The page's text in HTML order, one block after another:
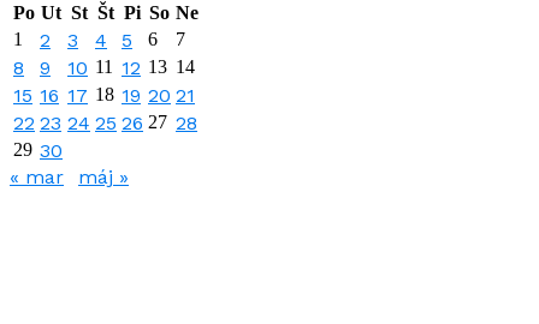
Po Ut St Št Pi So Ne
1
2 3 4 5 6 7
8 9 10 11 12 13 14
15 16 17 18 19 20 21
22 23 24 25 26 27 28
29 30
« mar
máj »